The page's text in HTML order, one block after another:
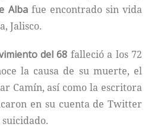
Albafue encontrado sin vida
Jalisco.
del 68 falleció a los 72
la causa de su muerte, el
Camín, así como la escritora
en su cuenta de Twitter